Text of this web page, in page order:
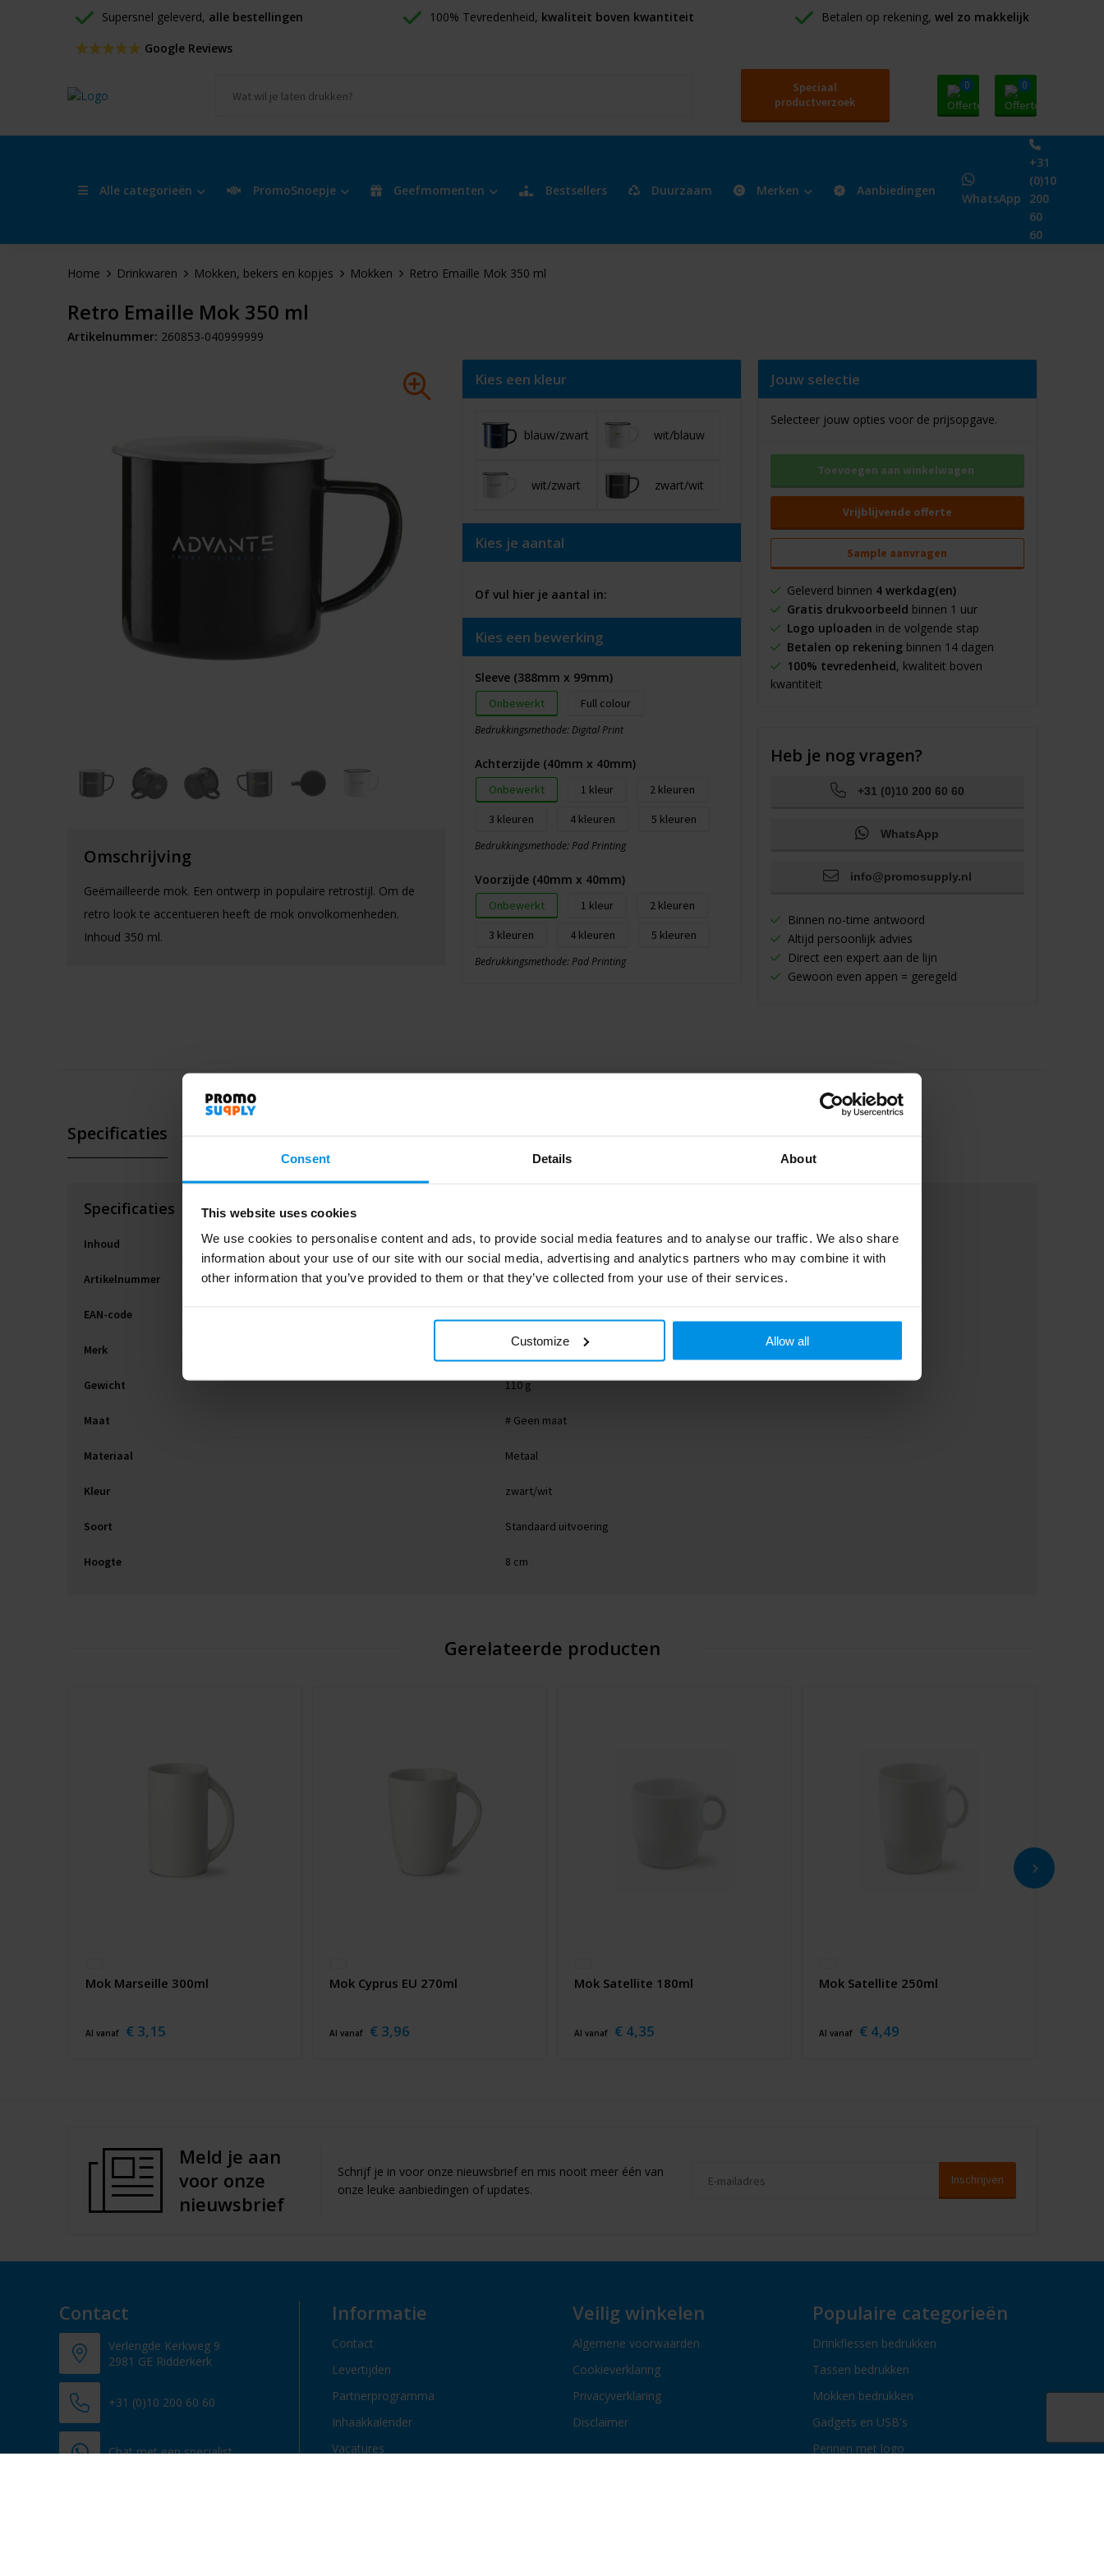
Consent Details About
This website uses cookies
We use cookies to personalise content and ads, to provide social media features and to analyse our traffic. We also share
information about your use of our site with our social media, advertising and analytics partners who may combine it with
other information that you’ve provided to them or that they’ve collected from your use of their services.
Customize Allow all
Supersnel geleverd, alle bestellingen 100% Tevredenheid, kwaliteit boven kwantiteit Betalen op rekening, wel zo makkelijk
Google Reviews
Speciaal
productverzoek
0 0
Alle categorieën PromoSnoepje Geefmomenten Bestsellers Duurzaam Merken Aanbiedingen
WhatsApp
+31
(0)10
200
60
60
Home Drinkwaren Mokken, bekers en kopjes Mokken Retro Emaille Mok 350 ml
Retro Emaille Mok 350 ml
Artikelnummer: 260853-040999999
Omschrijving
Geëmailleerde mok. Een ontwerp in populaire retrostijl. Om de
retro look te accentueren heeft de mok onvolkomenheden.
Inhoud 350 ml.
Kies een kleur
blauw/zwart wit/blauw
wit/zwart zwart/wit
Kies je aantal
Of vul hier je aantal in:
Kies een bewerking
Sleeve (388mm x 99mm)
Onbewerkt Full colour
Bedrukkingsmethode: Digital Print
Achterzijde (40mm x 40mm)
Onbewerkt 1
2
3
4 5
Bedrukkingsmethode: Pad Printing
Voorzijde (40mm x 40mm)
Onbewerkt 1
2
3
4 5
Bedrukkingsmethode: Pad Printing
Jouw selectie
Selecteer jouw opties voor de prijsopgave.
Toevoegen aan winkelwagen
Vrijblijvende offerte
Sample aanvragen
Geleverd binnen 4 werkdag(en)
Gratis drukvoorbeeld binnen 1 uur
Logo uploaden in de volgende stap
Betalen op rekeningbinnen 14 dagen
100% tevredenheid, kwaliteit boven
kwantiteit
Heb je nog vragen?
+31 (0)10 200 60 60
WhatsApp
info@promosupply.nl
Binnen no-time antwoord
Altijd persoonlijk advies
Direct een expert aan de lijn
Gewoon even appen = geregeld
Specificaties
Specificaties
Inhoud 402.1239
Artikelnummer 260853-040999999
EAN-code
Merk
Gewicht 110 g
Maat # Geen maat
Materiaal Metaal
Kleur zwart/wit
Soort Standaard uitvoering
Hoogte 8 cm
Gerelateerde producten
Mok Marseille 300ml
Al vanaf € 3,15
Mok Cyprus EU 270ml
Al vanaf € 3,96
Mok Satellite 180ml
Al vanaf € 4,35
Mok Satellite 250ml
Al vanaf € 4,49
Meld je aan
voor onze
nieuwsbrief
Schrijf je in voor onze nieuwsbrief en mis nooit meer één van
onze leuke aanbiedingen of updates.
Contact
Verlengde Kerkweg 9
2981 GE Ridderkerk
+31 (0)10 200 60 60
Chat met een specialist
Informatie
Contact
Levertijden
Partnerprogramma
Inhaakkalender
Vacatures
Veilig winkelen
Algemene voorwaarden
Cookieverklaring
Privacyverklaring
Disclaimer
Populaire categorieën
Drinkflessen bedrukken
Tassen bedrukken
Mokken bedrukken
Gadgets en USB's
Pennen met logo